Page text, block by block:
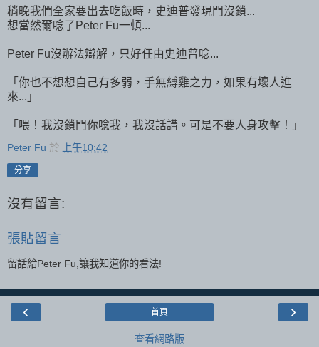
稍晚我們全家要出去吃飯時，史迪普發現門沒鎖...
想當然爾唸了Peter Fu一頓...
Peter Fu沒辦法辯解，只好任由史迪普唸...
「你也不想想自己有多弱，手無縛雞之力，如果有壞人進
來...」
「喂！我沒鎖門你唸我，我沒話講。可是不要人身攻擊！」
Peter Fu 於 上午10:42
分享
沒有留言:
張貼留言
留話給Peter Fu,讓我知道你的看法!
‹ ›
首頁
查看網路版